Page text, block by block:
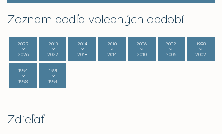
Zoznam podľa volebných období
2022
2026
2018
2022
2014
2018
2010
2014
2006
2010
2002
2006
1998
2002
1994
1998
1991
1994
Zdieľať